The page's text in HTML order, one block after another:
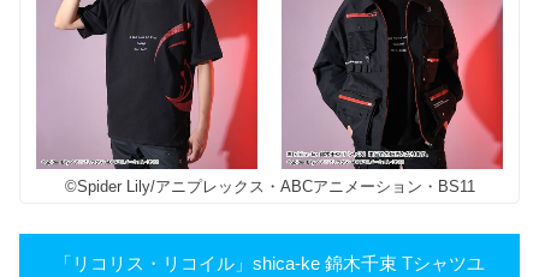
©Spider Lily/アニプレックス・ABCアニメーション・BS11
「リコリス・リコイル」shica-ke 錦木千束 Tシャツユ